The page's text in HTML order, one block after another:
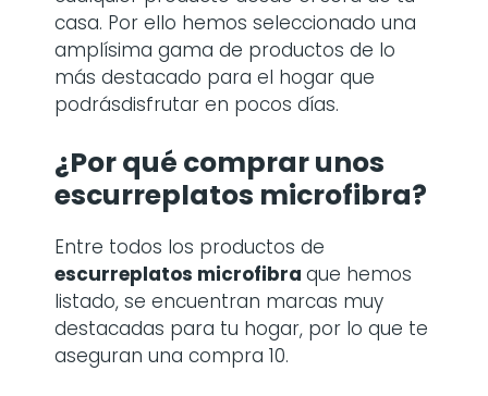
casa. Por ello hemos seleccionado una
amplísima gama de productos de lo
más destacado para el hogar que
podrásdisfrutar en pocos días.
¿Por qué comprarunos
escurreplatos microfibra?
Entre todos los productos de
escurreplatos microfibra que hemos
listado, se encuentran marcas muy
destacadas para tu hogar, por lo que te
aseguran una compra 10.